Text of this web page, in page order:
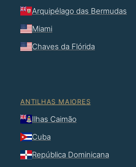
Arquipélago das Bermudas
Miami
Chaves da Flórida
ANTILHAS MAIORES
Ilhas Caimão
Cuba
República Dominicana